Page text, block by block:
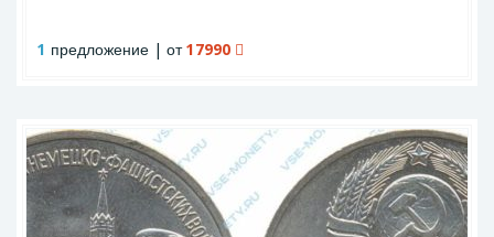
1 предложение | от17990